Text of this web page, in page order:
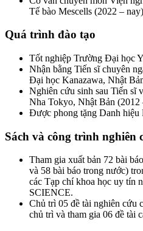
Tế bào Mescells (2022 – nay)
Quá trình đào tạo
Tốt nghiệp Trường Đại học
Nhận bằng Tiến sĩ chuyên
Đại học Kanazawa, Nhật
Nghiên cứu sinh sau Tiến sĩ
Nha Tokyo, Nhật Bản (2012
Được phong tặng Danh hiệu
Sách và công trình nghiên
Tham gia xuất bản 72 bài
và 58 bài báo trong nước)
các Tạp chí khoa học uy tín
SCIENCE.
Chủ trì 05 đề tài nghiên cứu
chủ trì và tham gia 06 đề tài